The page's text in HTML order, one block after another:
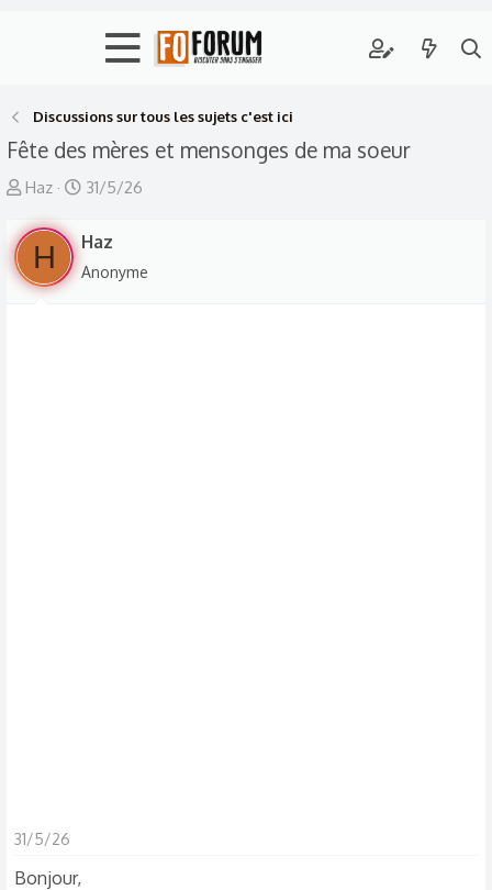
Discussions sur tous les sujets c'est ici
Fête des mères et mensonges de ma soeur
A
t
u
Haz
D
t
e
31/5/26
H Haz
Anonyme
31/5/26
Bonjour,